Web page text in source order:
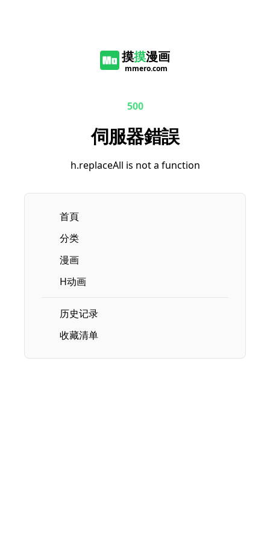
摸摸漫画
mmero.com
500
伺服器錯誤
h.replaceAll is not a function
首頁
分类
漫画
H动画
历史记录
收藏清单